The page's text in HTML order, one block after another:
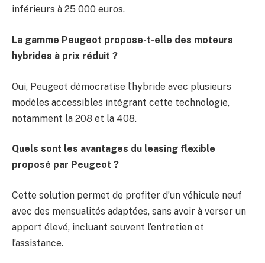
inférieurs à 25 000 euros.
La gamme Peugeot propose-t-elle des moteurs
hybrides à prix réduit ?
Oui, Peugeot démocratise l’hybride avec plusieurs
modèles accessibles intégrant cette technologie,
notamment la 208 et la 408.
Quels sont les avantages du leasing flexible
proposé par Peugeot ?
Cette solution permet de profiter d’un véhicule neuf
avec des mensualités adaptées, sans avoir à verser un
apport élevé, incluant souvent l’entretien et
l’assistance.